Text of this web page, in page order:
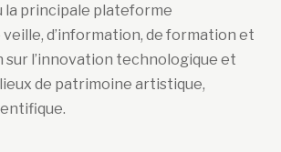
la principale plateforme
d’information, de formation et
sur l’innovation technologique et
de patrimoine artistique,